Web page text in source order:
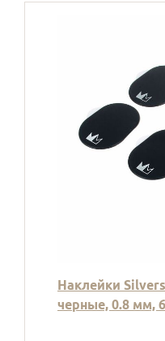
Наклейки
черные, 0.8 мм,